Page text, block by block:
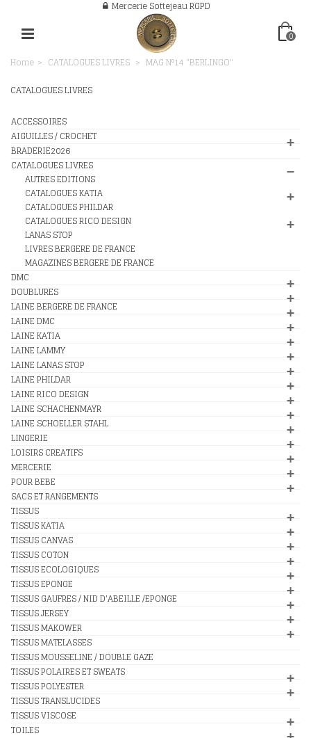
Mercerie Sottejeau RGPD
0
Home > CATALOGUES LIVRES > MAG N°14 "BERLINGO"
CATALOGUES LIVRES
ACCESSOIRES
AIGUILLES / CROCHET
BRADERIE2026
CATALOGUES LIVRES
AUTRES EDITIONS
CATALOGUES KATIA
CATALOGUES PHILDAR
CATALOGUES RICO DESIGN
LANAS STOP
LIVRES BERGERE DE FRANCE
MAGAZINES BERGERE DE FRANCE
DMC
DOUBLURES
LAINE BERGERE DE FRANCE
LAINE DMC
LAINE KATIA
LAINE LAMMY
LAINE LANAS STOP
LAINE PHILDAR
LAINE RICO DESIGN
LAINE SCHACHENMAYR
LAINE SCHOELLER STAHL
LINGERIE
LOISIRS CREATIFS
MERCERIE
POUR BEBE
SACS ET RANGEMENTS
TISSUS
TISSUS KATIA
TISSUS CANVAS
TISSUS COTON
TISSUS ECOLOGIQUES
TISSUS EPONGE
TISSUS GAUFRES / NID D'ABEILLE /EPONGE
TISSUS JERSEY
TISSUS MAKOWER
TISSUS MATELASSES
TISSUS MOUSSELINE / DOUBLE GAZE
TISSUS POLAIRES ET SWEATS
TISSUS POLYESTER
TISSUS TRANSLUCIDES
TISSUS VISCOSE
TOILES